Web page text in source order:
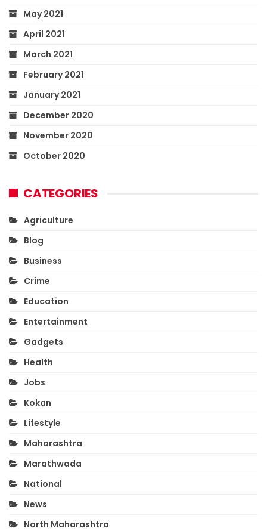
May 2021
April 2021
March 2021
February 2021
January 2021
December 2020
November 2020
October 2020
CATEGORIES
Agriculture
Blog
Business
Crime
Education
Entertainment
Gadgets
Health
Jobs
Kokan
Lifestyle
Maharashtra
Marathwada
National
News
North Maharashtra